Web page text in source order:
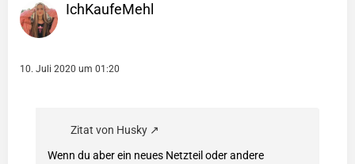
IchKaufeMehl
10. Juli 2020 um 01:20
Zitat von Husky
Wenn du aber ein neues Netzteil oder andere